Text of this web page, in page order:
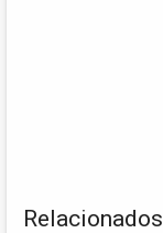
Relacionados